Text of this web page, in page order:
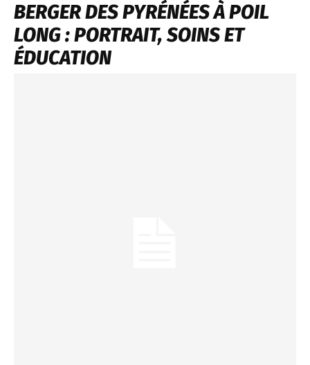
BERGER DES PYRÉNÉES À POIL
LONG : PORTRAIT, SOINS ET
ÉDUCATION